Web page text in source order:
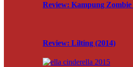
Review: Kampung Zombie
Review: Lilting (2014)